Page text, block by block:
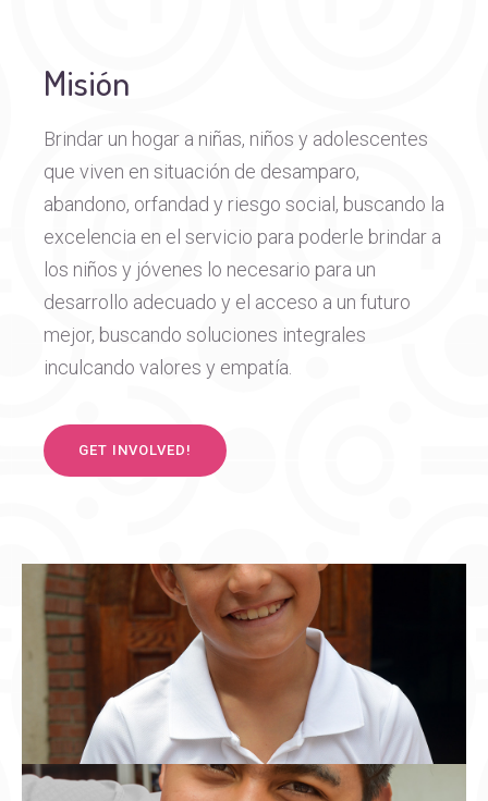
Misión
Brindar un hogar a niñas, niños y adolescentes
que viven en situación de desamparo,
abandono, orfandad y riesgo social, buscando la
excelencia en el servicio para poderle brindar a
los niños y jóvenes lo necesario para un
desarrollo adecuado y el acceso a un futuro
mejor, buscando soluciones integrales
inculcando valores y empatía.
GET INVOLVED!